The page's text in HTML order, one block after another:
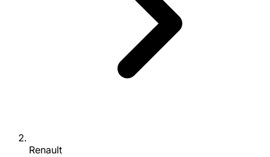
Renault